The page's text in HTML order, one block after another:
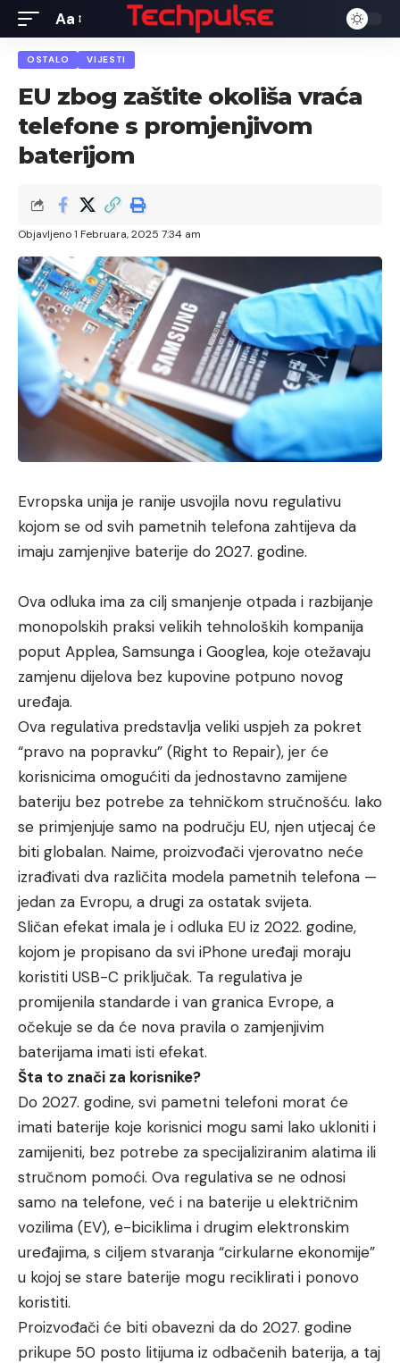
Font
Resizer
Aa
OSTALO VIJESTI
EU zbog zaštite okoliša vraća
telefone s promjenjivom
baterijom
Objavljeno 1 Februara, 2025 7:34 am
Evropska unija je ranije usvojila novu regulativu
kojom se od svih pametnih telefona zahtijeva da
imaju zamjenjive baterije do 2027. godine.
Ova odluka ima za cilj smanjenje otpada i razbijanje
monopolskih praksi velikih tehnoloških kompanija
poput Applea, Samsunga i Googlea, koje otežavaju
zamjenu dijelova bez kupovine potpuno novog
uređaja.
Ova regulativa predstavlja veliki uspjeh za pokret
“pravo na popravku” (Right to Repair), jer će
korisnicima omogućiti da jednostavno zamijene
bateriju bez potrebe za tehničkom stručnošću. Iako
se primjenjuje samo na području EU, njen utjecaj će
biti globalan. Naime, proizvođači vjerovatno neće
izrađivati dva različita modela pametnih telefona —
jedan za Evropu, a drugi za ostatak svijeta.
Sličan efekat imala je i odluka EU iz 2022. godine,
kojom je propisano da svi iPhone uređaji moraju
koristiti USB-C priključak. Ta regulativa je
promijenila standarde i van granica Evrope, a
očekuje se da će nova pravila o zamjenjivim
baterijama imati isti efekat.
Šta to znači za korisnike?
Do 2027. godine, svi pametni telefoni morat će
imati baterije koje korisnici mogu sami lako ukloniti i
zamijeniti, bez potrebe za specijaliziranim alatima ili
stručnom pomoći. Ova regulativa se ne odnosi
samo na telefone, već i na baterije u električnim
vozilima (EV), e-biciklima i drugim elektronskim
uređajima, s ciljem stvaranja “cirkularne ekonomije”
u kojoj se stare baterije mogu reciklirati i ponovo
koristiti.
Proizvođači će biti obavezni da do 2027. godine
prikupe 50 posto litijuma iz odbačenih baterija, a taj